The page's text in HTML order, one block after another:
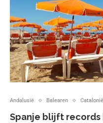
Andalusië Balearen Catalonië
Spanje blijft records